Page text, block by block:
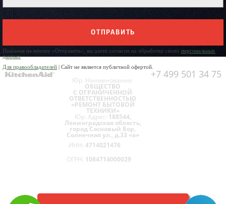
ОТПРАВИТЬ
Нажимая на кнопку «Отправить», вы даете согласие на обработку своих персональных
данных
Для правообладателей | Сайт не является публичной офертой.
+7 499 501 34 75
Юр. Наименование:
ОБЩЕСТВО
С ОГРАНИЧЕННОЙ
ОТВЕТСТВЕННОСТЬЮ
«РЕМОНТ БЫТОВОЙ
ТЕХНИКИ»
Юр. Адрес: 188544,
Ленинградская область,
город Сосновый Бор,
Солнечная ул., д.33 «а»
ИНН: 4714021476
ОГРН: 1084714000029